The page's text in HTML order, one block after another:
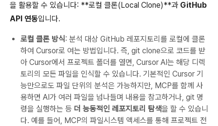
을 활용할 수 있습니다: **로컬 클론(Local Clone)**과 GitHub
API 연동입니다.
로컬 클론 방식 : 분석 대상 GitHub 레포지토리를 로컬에 클론
하여 Cursor로 여는 방법입니다. 즉, git clone으로 코드를 받
아 Cursor에서 프로젝트 폴더를 열면, Cursor AI는 해당 디렉
토리의 모든 파일을 인식할 수 있습니다. 기본적인 Cursor 기
능만으로도 파일 단위의 분석은 가능하지만, MCP를 함께 사
용하면 AI가 여러 파일을 넘나들며 내용을 참고하거나, git 명
령을 실행하는 등 더 능동적인 레포지토리 탐색을 할 수 있습니
다. 예를 들어, MCP의 파일시스템 액세스를 통해 프로젝트 전